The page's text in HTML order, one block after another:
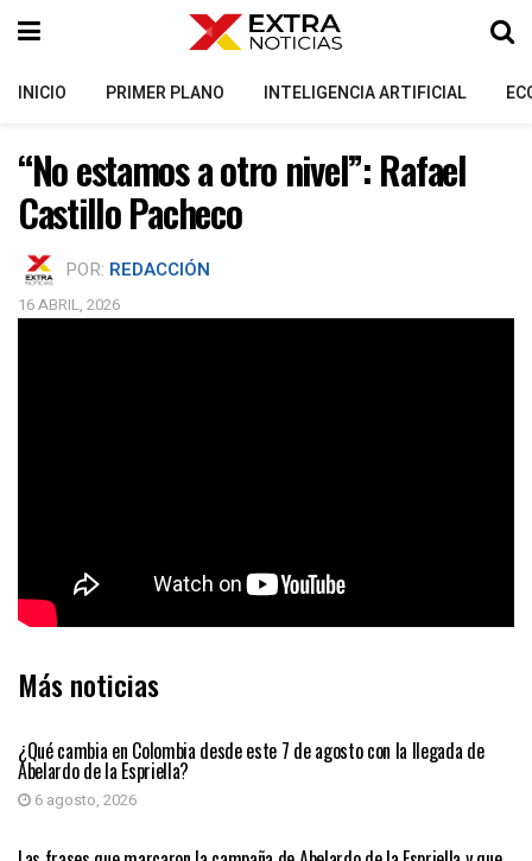
INICIO PRIMER PLANO INTELIGENCIA ARTIFICIAL
“No estamos a otro nivel”: Rafael
Castillo Pacheco
POR: REDACCIÓN
16 ABRIL, 2026
Más noticias
¿Qué cambia en Colombia desde este 7 de agosto con la llegada de
Abelardo de la Espriella?
6 agosto, 2026
PRIMER PLANO